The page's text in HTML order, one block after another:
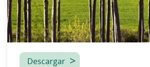
Descargar